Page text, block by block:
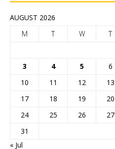
AUGUST 2026
M
T W T
3
4 5 6
10
11 12 13
17
18 19 20
24
25 26 27
31
« Jul